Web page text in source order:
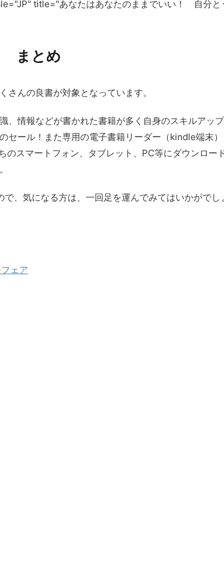
title="あなたはあなたのままでいい！ 自分と
まとめ
さんの良書が対象となっています。
、情報などが書かれた書籍が多く自身のスキルアップ
セール！また専用の電子書籍リーダー（kindle端末）
のスマートフォン、タブレット、PC等にダウンロー
、気になる方は、一回足を運んでみてはいかがでし
ェア